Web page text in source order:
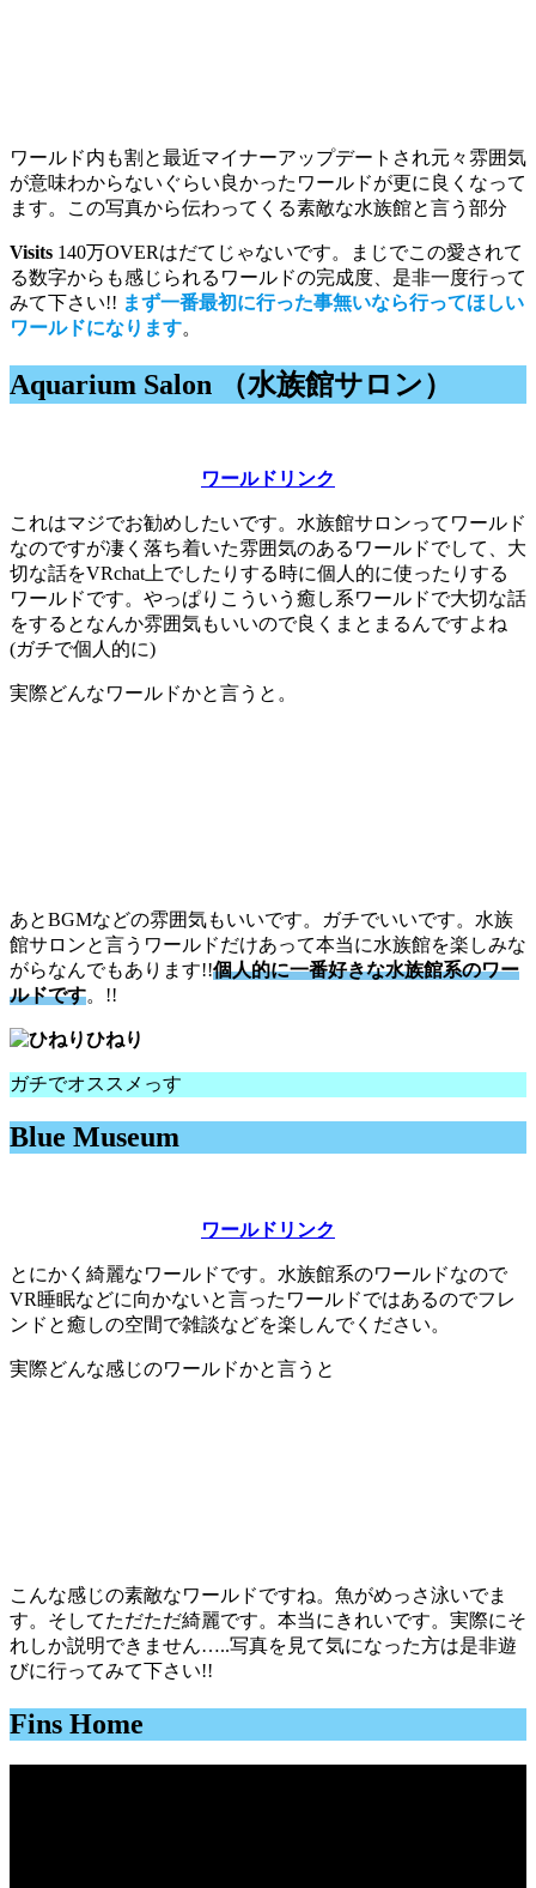
ワールド内も割と最近マイナーアップデートされ元々雰囲気
が意味わからないぐらい良かったワールドが更に良くなって
ます。この写真から伝わってくる素敵な水族館と言う部分
Visits 140万OVERはだてじゃないです。まじでこの愛されて
る数字からも感じられるワールドの完成度、是非一度行って
みて下さい!! まず一番最初に行った事無いなら行ってほしい
ワールドになります。
Aquarium Salon （水族館サロン）
ワールドリンク
これはマジでお勧めしたいです。水族館サロンってワールド
なのですが凄く落ち着いた雰囲気のあるワールドでして、大
切な話をVRchat上でしたりする時に個人的に使ったりする
ワールドです。やっぱりこういう癒し系ワールドで大切な話
をするとなんか雰囲気もいいので良くまとまるんですよね
(ガチで個人的に)
実際どんなワールドかと言うと。
あとBGMなどの雰囲気もいいです。ガチでいいです。水族
館サロンと言うワールドだけあって本当に水族館を楽しみな
がらなんでもあります!!個人的に一番好きな水族館系のワー
ルドです。!!
ひねり
ガチでオススメっす
Blue Museum
ワールドリンク
とにかく綺麗なワールドです。水族館系のワールドなので
VR睡眠などに向かないと言ったワールドではあるのでフレ
ンドと癒しの空間で雑談などを楽しんでください。
実際どんな感じのワールドかと言うと
こんな感じの素敵なワールドですね。魚がめっさ泳いでま
す。そしてただただ綺麗です。本当にきれいです。実際にそ
れしか説明できません…..写真を見て気になった方は是非遊
びに行ってみて下さい!!
Fins Home